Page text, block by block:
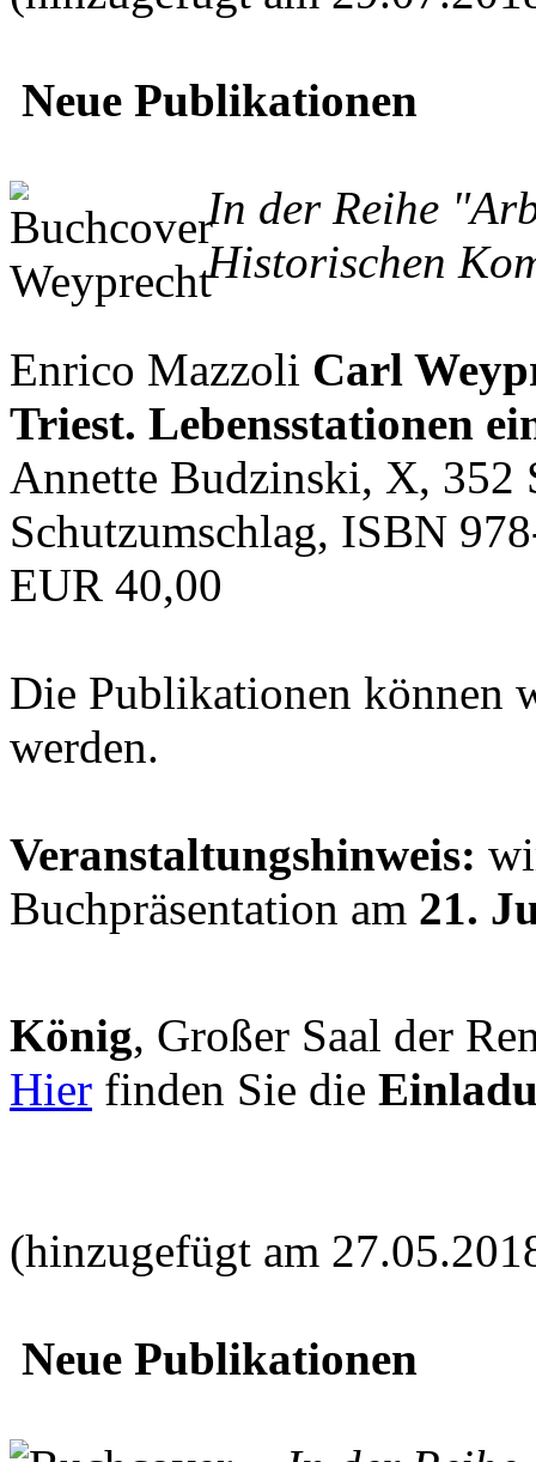
Neue Publikationen
In der Reihe
Historischen
Enrico Mazzoli Carl
Triest. Lebensstationen
Annette Budzinski, X, 352
Schutzumschlag, ISBN
EUR 40,00
Die Publikationen können
werden.
Veranstaltungshinweis:
Buchpräsentation am 21.
König, Großer Saal der
Hier finden Sie die
(hinzugefügt am
Neue Publikationen